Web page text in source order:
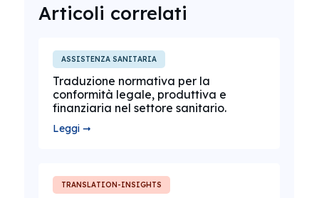
Articoli correlati
ASSISTENZA SANITARIA
Traduzione normativa per la
conformità legale, produttiva e
finanziaria nel settore sanitario.
Leggi ➞
TRANSLATION-INSIGHTS